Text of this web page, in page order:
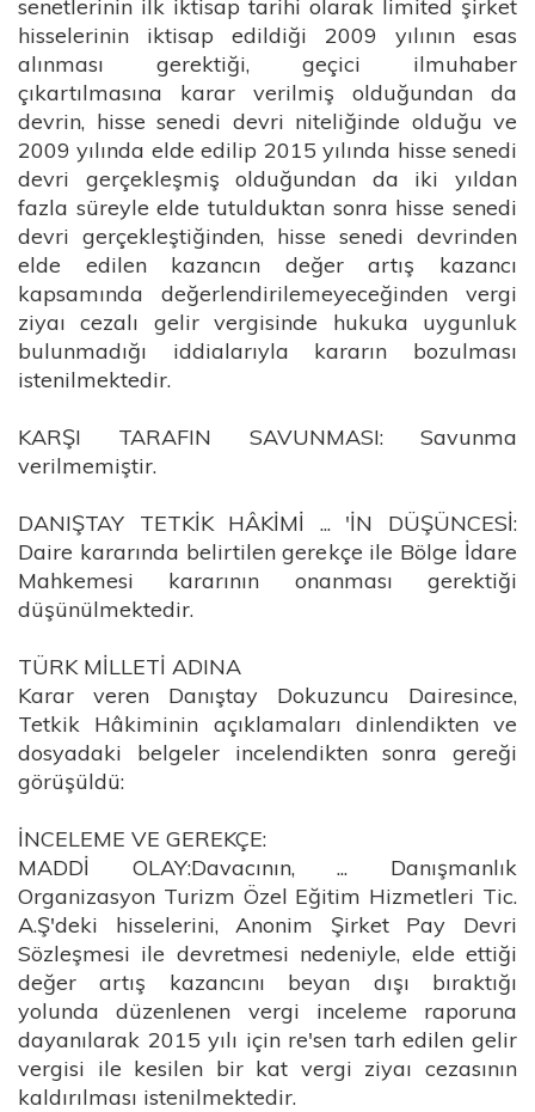
senetlerinin ilk iktisap tarihi olarak limited şirket
hisselerinin iktisap edildiği 2009 yılının esas
alınması gerektiği, geçici ilmuhaber
çıkartılmasına karar verilmiş olduğundan da
devrin, hisse senedi devri niteliğinde olduğu ve
2009 yılında elde edilip 2015 yılında hisse senedi
devri gerçekleşmiş olduğundan da iki yıldan
fazla süreyle elde tutulduktan sonra hisse senedi
devri gerçekleştiğinden, hisse senedi devrinden
elde edilen kazancın değer artış kazancı
kapsamında değerlendirilemeyeceğinden vergi
ziyaı cezalı gelir vergisinde hukuka uygunluk
bulunmadığı iddialarıyla kararın bozulması
istenilmektedir.
KARŞI TARAFIN SAVUNMASI: Savunma
verilmemiştir.
DANIŞTAY TETKİK HÂKİMİ ... 'İN DÜŞÜNCESİ:
Daire kararında belirtilen gerekçe ile Bölge İdare
Mahkemesi kararının onanması gerektiği
düşünülmektedir.
TÜRK MİLLETİ ADINA
Karar veren Danıştay Dokuzuncu Dairesince,
Tetkik Hâkiminin açıklamaları dinlendikten ve
dosyadaki belgeler incelendikten sonra gereği
görüşüldü:
İNCELEME VE GEREKÇE:
MADDİ OLAY:Davacının, ... Danışmanlık
Organizasyon Turizm Özel Eğitim Hizmetleri Tic.
A.Ş'deki hisselerini, Anonim Şirket Pay Devri
Sözleşmesi ile devretmesi nedeniyle, elde ettiği
değer artış kazancını beyan dışı bıraktığı
yolunda düzenlenen vergi inceleme raporuna
dayanılarak 2015 yılı için re'sen tarh edilen gelir
vergisi ile kesilen bir kat vergi ziyaı cezasının
kaldırılması istenilmektedir.